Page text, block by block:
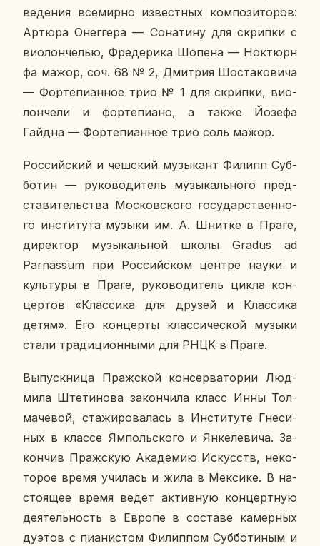
ве­де­ния все­мир­но из­вест­ных ком­по­зи­то­ров:
Артюра Онегге­ра — Со­на­ти­ну для скрип­ки с
ви­о­лон­че­лью, Фре­де­ри­ка Шопена — Нок­тюрн
фа мажор, соч. 68 № 2, Дмит­рия Шо­ста­ко­ви­ча
— Фор­те­пи­ан­ное трио № 1 для скрип­ки, ви­о­
лон­че­ли и фор­те­пи­а­но, а также Йозефа
Гайдна — Фор­те­пи­ан­ное трио соль мажор.
Рос­сий­ский и чеш­ский му­зы­кант Филипп Суб­
бо­тин — ру­ко­во­ди­тель му­зы­каль­но­го пред­
ста­ви­тель­ства Мос­ков­ско­го го­су­дар­ствен­но­
го ин­сти­ту­та музыки им. А. Шнитке в Праге,
ди­рек­тор му­зы­каль­ной школы Gradus ad
Parnassum при Рос­сий­ском центре науки и
куль­ту­ры в Праге, ру­ко­во­ди­тель цикла кон­
цер­тов «Клас­си­ка для друзей и Клас­си­ка
детям». Его кон­цер­ты клас­си­че­ской музыки
стали тра­ди­ци­он­ны­ми для РНЦК в Праге.
Вы­пуск­ни­ца Праж­ской кон­сер­ва­то­рии Люд­
ми­ла Ште­ти­но­ва за­кон­чи­ла класс Инны Тол­
ма­че­вой, ста­жи­ро­ва­лась в Ин­сти­ту­те Гне­си­
ных в классе Ям­поль­ско­го и Ян­ке­ле­ви­ча. За­
кон­чив Праж­скую Ака­де­мию Ис­кусств, неко­
то­рое время учи­лась и жила в Мек­си­ке. В на­
сто­я­щее время ведет ак­тив­ную кон­церт­ную
де­я­тель­ность в Европе в со­ста­ве ка­мер­ных
дуэтов с пи­а­ни­стом Фи­лип­пом Суб­бо­ти­ным и